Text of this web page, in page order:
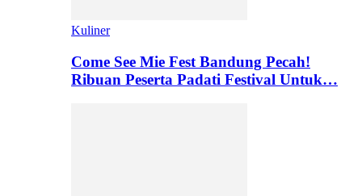
Kuliner
Come See Mie Fest Bandung Pecah!
Ribuan Peserta Padati Festival Untuk…